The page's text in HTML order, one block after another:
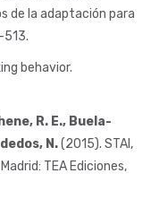
de la adaptación para
behavior.
R. E., Buela-
N.(2015). STAI,
TEA Ediciones,